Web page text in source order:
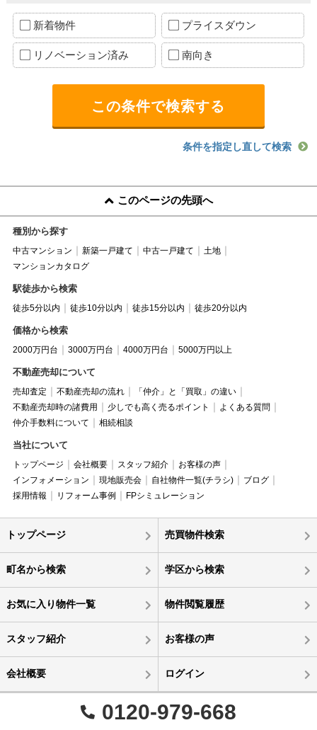
新着物件 プライスダウン
リノベーション済み 南向き
条件を指定し直して検索
このページの先頭へ
種別から探す
中古マンション 新築一戸建て 中古一戸建て
土地
マンションカタログ
駅徒歩から検索
徒歩5分以内 徒歩10分以内 徒歩15分以内 徒歩20分以内
価格から検索
2000万円台 3000万円台 4000万円台 5000万円以上
不動産売却について
売却査定 不動産売却の流れ
「仲介」と「買取」の違い
不動産売却時の諸費用
少しでも高く売るポイント
よくある質問
仲介手数料について
相続相談
当社について
トップページ 会社概要 スタッフ紹介
お客様の声
インフォメーション
現地販売会 自社物件一覧(チラシ)
ブログ
採用情報
リフォーム事例 FPシミュレーション
トップページ 売買物件検索
町名から検索 学区から検索
お気に入り物件一覧 物件閲覧履歴
スタッフ紹介 お客様の声
会社概要 ログイン
0120-979-668